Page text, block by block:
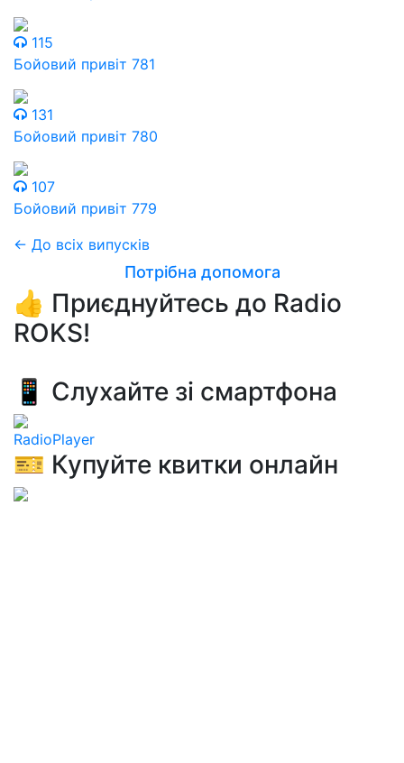
115
Бойовий привіт 781
131
Бойовий привіт 780
107
Бойовий привіт 779
← До всіх випусків
Потрібна допомога
👍 Приєднуйтесь до Radio
ROKS!
📱 Слухайте зі смартфона
RadioPlayer
🎫 Купуйте квитки онлайн